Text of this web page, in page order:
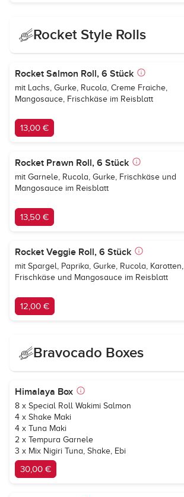
Rocket Style Rolls
Rocket Salmon Roll, 6 Stück
mit Lachs, Gurke, Rucola, Creme Fraiche,
Mangosauce, Frischkäse im Reisblatt
13,00 €
Rocket Prawn Roll, 6 Stück
mit Garnele, Rucola, Gurke, Frischkäse und
Mangosauce im Reisblatt
13,50 €
Rocket Veggie Roll, 6 Stück
mit Spargel, Paprika, Gurke, Rucola, Karotten,
Frischkäse und Mangosauce im Reisblatt
12,00 €
Bravocado Boxes
Himalaya Box
8 x Special Roll Wakimi Salmon
4 x Shake Maki
4 x Tuna Maki
2 x Tempura Garnele
3 x Mix Nigiri Tuna, Shake, Ebi
30,00 €